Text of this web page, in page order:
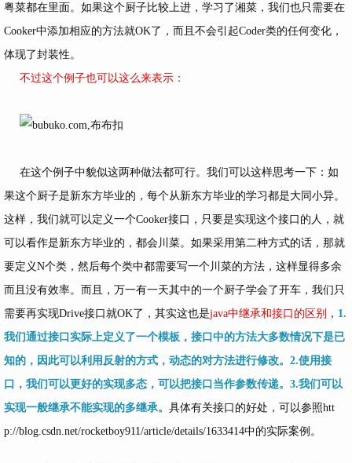
粤菜都在里面。如果这个厨子比较上进，学习了湘菜，我们也只需要在
Cooker中添加相应的方法就OK了，而且不会引起Coder类的任何变化，
体现了封装性。
不过这个例子也可以这么来表示：
在这个例子中貌似这两种做法都可行。我们可以这样思考一下：如
果这个厨子是新东方毕业的，每个从新东方毕业的学习都是大同小异。
这样，我们就可以定义一个Cooker接口，只要是实现这个接口的人，就
可以看作是新东方毕业的，都会川菜。如果采用第二种方式的话，那就
要定义N个类，然后每个类中都需要写一个川菜的方法，这样显得多余
而且没有效率。而且，万一有一天其中的一个厨子学会了开车，我们只
需要再实现Drive接口就OK了，其实这也是java中继承和接口的区别 ， 1.
我们通过接口实际上定义了一个模板，接口中的方法大多数情况下是已
知的，因此可以利用反射的方式，动态的对方法进行修改。2.使用接
口，我们可以更好的实现多态，可以把接口当作参数传递。3.我们可以
实现一般继承不能实现的多继承。 具体有关接口的好处，可以参照htt
p://blog.csdn.net/rocketboy911/article/details/1633414中的实际案例。